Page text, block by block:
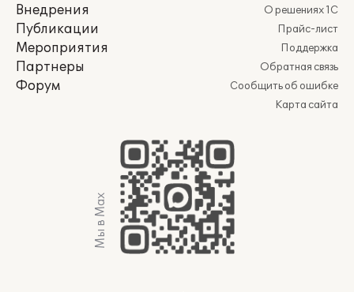
Внедрения
Публикации
Мероприятия
Партнеры
Форум
О решениях 1С
Прайс-лист
Поддержка
Обратная связь
Сообщить об ошибке
Карта сайта
Мы в Max